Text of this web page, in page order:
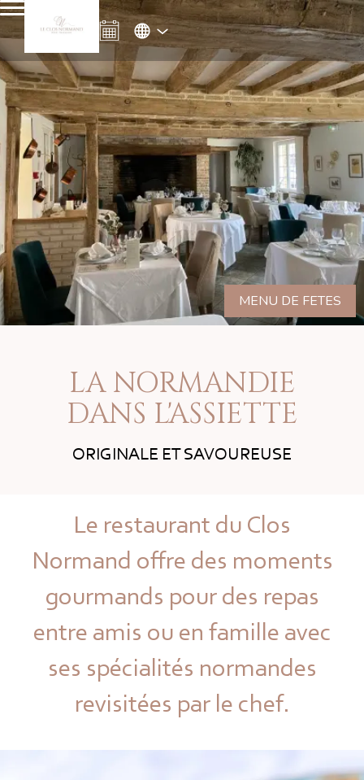
MENU DE FETES
LA NORMANDIE
DANS L'ASSIETTE
ORIGINALE ET SAVOUREUSE
Le restaurant du Clos
Normand offre des moments
gourmands pour des repas
entre amis ou en famille avec
ses spécialités normandes
revisitées par le chef.